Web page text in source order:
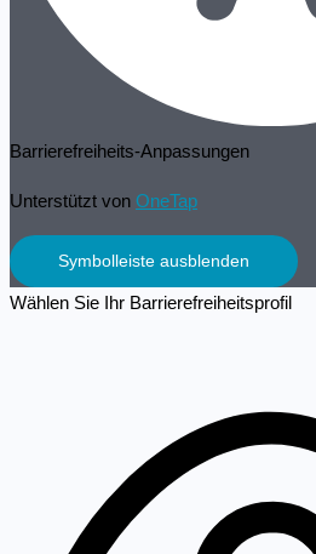
Barrierefreiheits-Anpassungen
Unterstützt von OneTap
Symbolleiste ausblenden
Wählen Sie Ihr Barrierefreiheitsprofil